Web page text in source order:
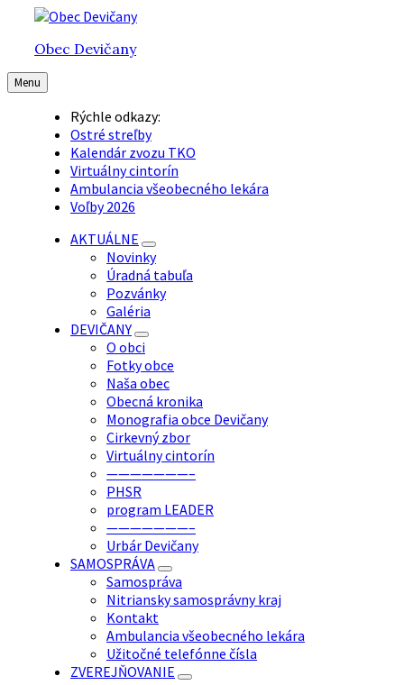
Preskočiť
obsah
Preskočiť
hlavnú
navigáciu
Preskočiť
pätičkuObec Devičany
Menu
Rýchle odkazy:
Ostré streľby
Kalendár zvozu TKO
Virtuálny cintorín
Ambulancia všeobecného lekára
Voľby 2026
AKTUÁLNE
Novinky
Úradná tabuľa
Pozvánky
Galéria
DEVIČANY
O obci
Fotky obce
Naša obec
Obecná kronika
Monografia obce Devičany
Cirkevný zbor
Virtuálny cintorín
———————–
PHSR
program LEADER
———————–
Urbár Devičany
SAMOSPRÁVA
Samospráva
Nitriansky samosprávny kraj
Kontakt
Ambulancia všeobecného lekára
Užitočné telefónne čísla
ZVEREJŇOVANIE